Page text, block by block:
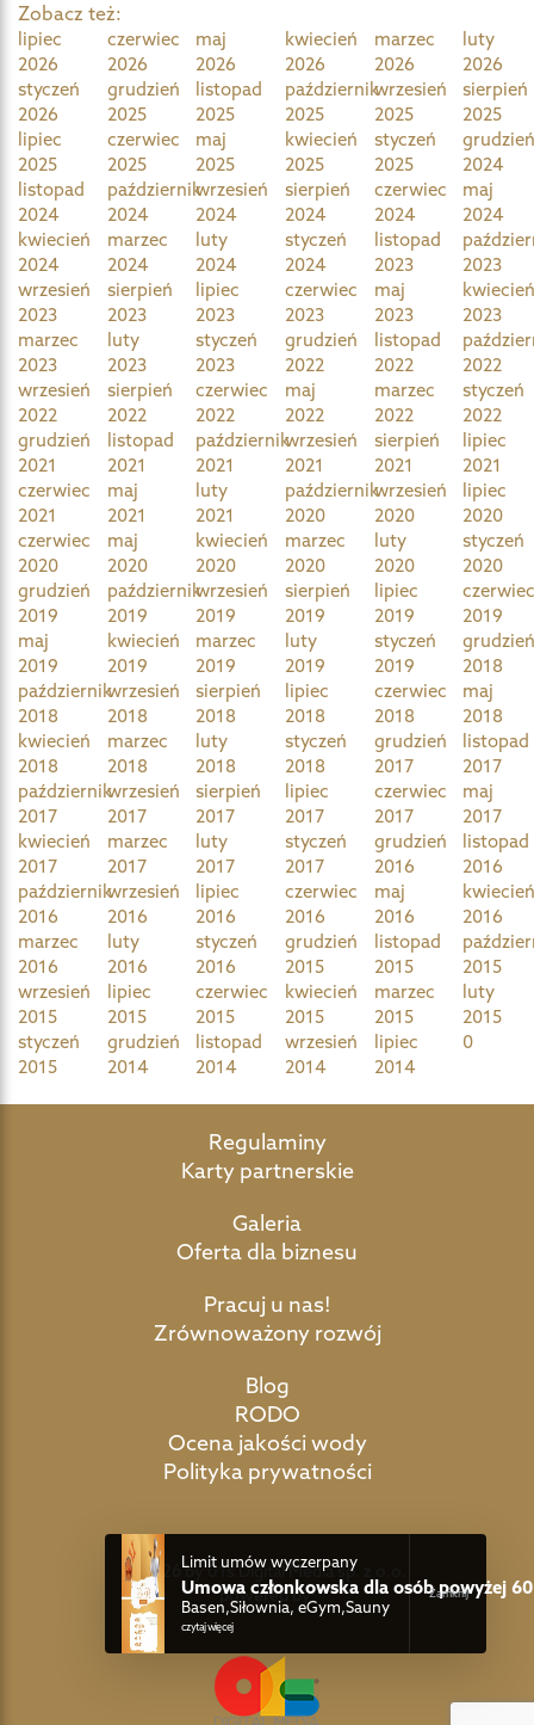
Zobacz też:
lipiec
2026
czerwiec
2026
maj
2026
kwiecień
2026
marzec
2026
luty
2026
styczeń
2026
grudzień
2025
listopad
2025
październik
2025
wrzesień
2025
sierpień
2025
lipiec
2025
czerwiec
2025
maj
2025
kwiecień
2025
styczeń
2025
2024
listopad
2024
październik
2024
wrzesień
2024
sierpień
2024
czerwiec
2024
maj
2024
kwiecień
2024
marzec
2024
luty
2024
styczeń
2024
listopad
2023
2023
wrzesień
2023
sierpień
2023
lipiec
2023
czerwiec
2023
maj
2023
2023
marzec
2023
luty
2023
styczeń
2023
grudzień
2022
listopad
2022
2022
wrzesień
2022
sierpień
2022
czerwiec
2022
maj
2022
marzec
2022
styczeń
2022
grudzień
2021
listopad
2021
październik
2021
wrzesień
2021
sierpień
2021
lipiec
2021
czerwiec
2021
maj
2021
luty
2021
październik
2020
wrzesień
2020
lipiec
2020
czerwiec
2020
maj
2020
kwiecień
2020
marzec
2020
luty
2020
styczeń
2020
grudzień
2019
październik
2019
wrzesień
2019
sierpień
2019
lipiec
2019
2019
maj
2019
kwiecień
2019
marzec
2019
luty
2019
styczeń
2019
2018
październik
2018
wrzesień
2018
sierpień
2018
lipiec
2018
czerwiec
2018
maj
2018
kwiecień
2018
marzec
2018
luty
2018
styczeń
2018
grudzień
2017
listopad
2017
październik
2017
wrzesień
2017
sierpień
2017
lipiec
2017
czerwiec
2017
maj
2017
kwiecień
2017
marzec
2017
luty
2017
styczeń
2017
grudzień
2016
listopad
2016
październik
2016
wrzesień
2016
lipiec
2016
czerwiec
2016
maj
2016
2016
marzec
2016
luty
2016
styczeń
2016
grudzień
2015
listopad
2015
2015
wrzesień
2015
lipiec
2015
czerwiec
2015
kwiecień
2015
marzec
2015
luty
2015
styczeń
2015
grudzień
2014
listopad
2014
wrzesień
2014
lipiec
2014
0
Regulaminy
Karty partnerskie
Galeria
Oferta dla biznesu
Pracuj u nas!
Zrównoważony rozwój
Blog
RODO
Ocena jakości wody
Polityka prywatności
©2026 by 01s Digital Media sp. z o.o.
powered by:
Limit umów wyczerpany
Umowa członkowska dla osób powyżej
Basen,Siłownia, eGym,Sauny
czytaj więcej